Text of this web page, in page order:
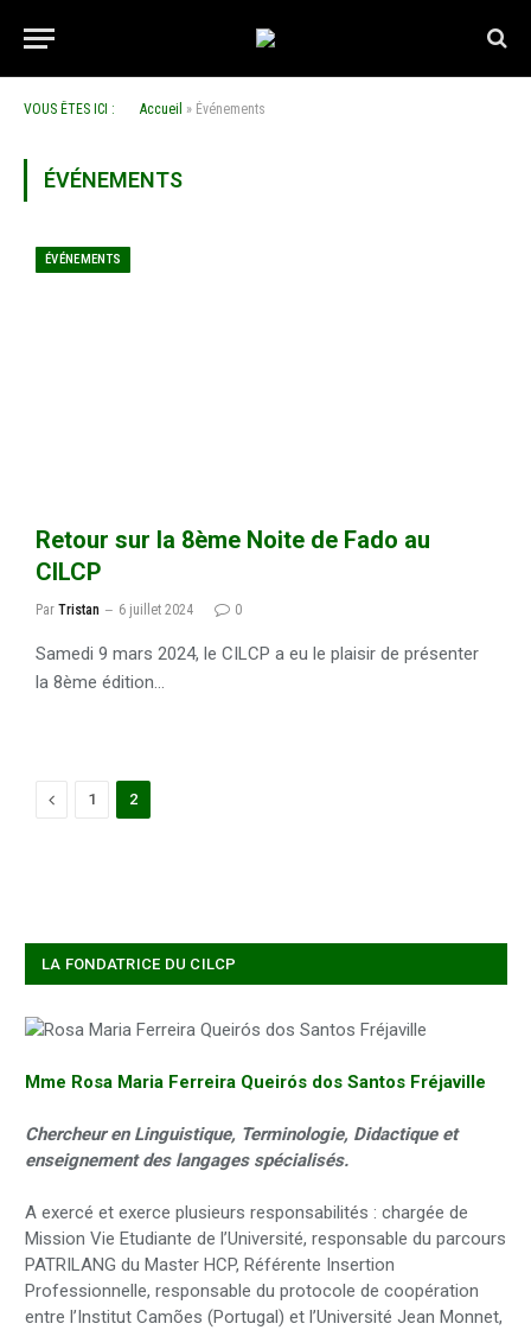
VOUS ÊTES ICI : Accueil » Événements
ÉVÉNEMENTS
ÉVÉNEMENTS
Retour sur la 8ème Noite de Fado au
CILCP
Par Tristan 6 juillet 2024 0
Samedi 9 mars 2024, le CILCP a eu le plaisir de présenter
la 8ème édition…
Précédent
1 2
LA FONDATRICE DU CILCP
Mme Rosa Maria Ferreira Queirós dos Santos Fréjaville
Chercheur en Linguistique, Terminologie, Didactique et
enseignement des langages spécialisés.
A exercé et exerce plusieurs responsabilités : chargée de
Mission Vie Etudiante de l’Université, responsable du parcours
PATRILANG du Master HCP, Référente Insertion
Professionnelle, responsable du protocole de coopération
entre l’Institut Camões (Portugal) et l’Université Jean Monnet,